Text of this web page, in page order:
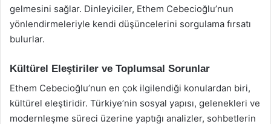
gelmesini sağlar. Dinleyiciler, Ethem Cebecioğlu’nun
yönlendirmeleriyle kendi düşüncelerini sorgulama fırsatı
bulurlar.
Kültürel Eleştiriler ve Toplumsal Sorunlar
Ethem Cebecioğlu’nun en çok ilgilendiği konulardan biri,
kültürel eleştiridir. Türkiye’nin sosyal yapısı, gelenekleri ve
modernleşme süreci üzerine yaptığı analizler, sohbetlerin